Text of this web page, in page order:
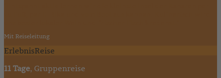
Mit Reiseleitung
ErlebnisReise
11 Tage, Gruppenreise